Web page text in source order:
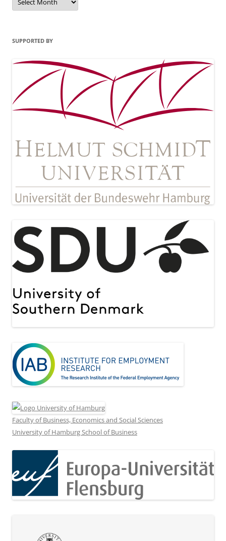
SUPPORTED BY
Faculty of Business, Economics and Social Sciences
University of Hamburg School of Business